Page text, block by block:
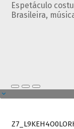
Espetáculo
Brasileira,